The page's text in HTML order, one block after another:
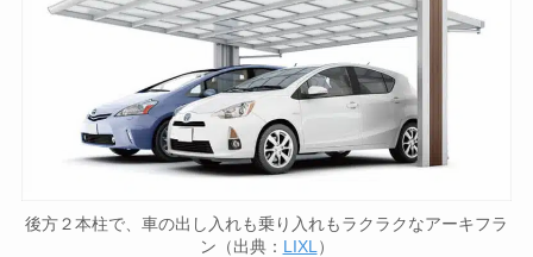
後方２本柱で、車の出し入れも乗り入れもラクラクなアーキフラ
ン（出典：
LIXL ）